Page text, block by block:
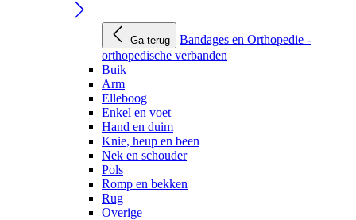
Ga terug
Bandages en Orthopedie -
orthopedische verbanden
Buik
Arm
Elleboog
Enkel en voet
Hand en duim
Knie, heup en been
Nek en schouder
Pols
Romp en bekken
Rug
Overige